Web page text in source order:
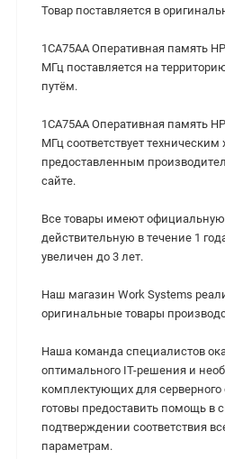
Товар поставляется в
1CA75AA Оперативная память
МГц поставляется на
путём.
1CA75AA Оперативная память
МГц cоответствует техническим
предоставленным
сайте.
Все товары имеют
действительную в течение 1
увеличен до 3 лет.
Наш магазин Work Systems
оригинальные товары
Наша команда специалистов
оптимального IT-решения и
комплектующих для
готовы предоставить помощь в
подтверждении соответствия
параметрам.